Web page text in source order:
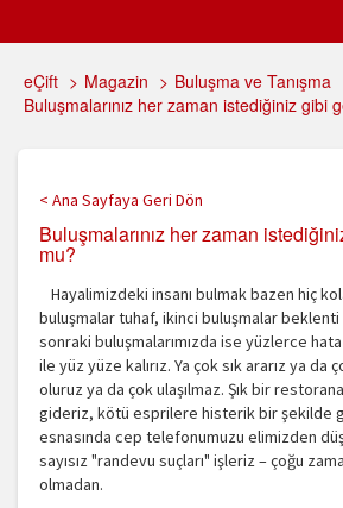
eÇift > Magazin > Buluşma ve Tanışma
Buluşmalarınız her zaman istediğiniz gibi
< Ana Sayfaya Geri Dön
Buluşmalarınız her zaman
mu?
Hayalimizdeki insanı bulmak bazen hiç
buluşmalar tuhaf, ikinci buluşmalar beklenti
sonraki buluşmalarımızda ise yüzlerce
ile yüz yüze kalırız. Ya çok sık ararız ya da
oluruz ya da çok ulaşılmaz. Şık bir
gideriz, kötü esprilere histerik bir şekilde
esnasında cep telefonumuzu elimizden
sayısız "randevu suçları" işleriz – çoğu
olmadan.